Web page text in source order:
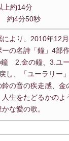
14分
約4分50秒
により、2010年12
ーの名詩「鐘」4部
鐘 2.金の鐘、3.
し、「ユーラリー
の音の疾走感、
生をたどるかの
な愛の歌。